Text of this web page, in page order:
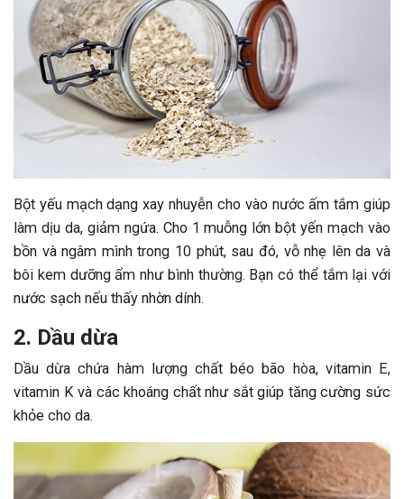
Bột yếu mạch dạng xay nhuyễn cho vào nước ấm tắm giúp
làm dịu da, giảm ngứa. Cho 1 muỗng lớn bột yến mạch vào
bồn và ngâm mình trong 10 phút, sau đó, vỗ nhẹ lên da và
bôi kem dưỡng ẩm như bình thường. Bạn có thể tắm lại với
nước sạch nếu thấy nhờn dính.
2. Dầu dừa
Dầu dừa chứa hàm lượng chất béo bão hòa, vitamin E,
vitamin K và các khoáng chất như sắt giúp tăng cường sức
khỏe cho da.